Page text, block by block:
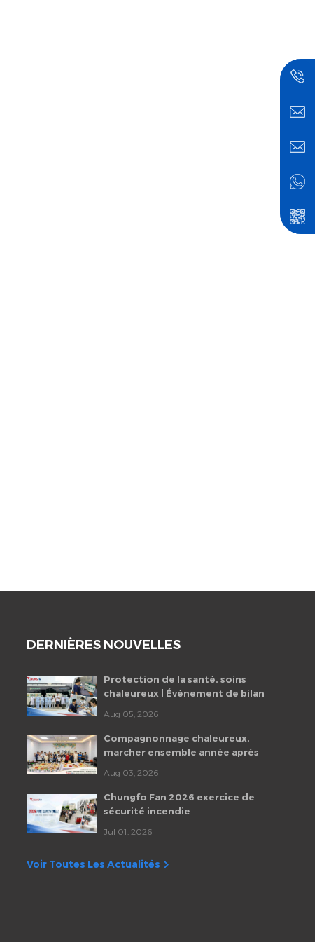
DERNIÈRES NOUVELLES
Protection de la santé, soins
chaleureux | Événement de bilan
Chungfo Fan 2026
Aug 05, 2026
Compagnonnage chaleureux,
marcher ensemble année après
mensuelle des employés de
Chungfo Fan
Aug 03, 2026
Chungfo Fan 2026 exercice de
sécurité incendie
Jul 01, 2026
Voir Toutes Les Actualités